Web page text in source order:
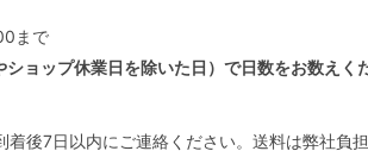
まで
ョップ休業日を除いた日）で日数をお数えく
後7日以内にご連絡ください。送料は弊社負